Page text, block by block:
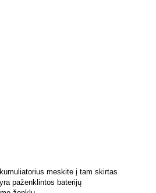
meskite į tam skirtas
paženklintos baterijų